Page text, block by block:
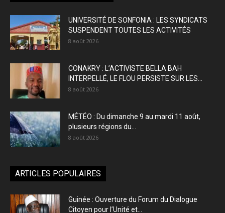
UNIVERSITÉ DE SONFONIA : LES SYNDICATS
SUSPENDENT TOUTES LES ACTIVITÉS
8 août 2026
CONAKRY : L’ACTIVISTE BELLA BAH
INTERPELLÉ, LE FLOU PERSISTE SUR LES...
8 août 2026
MÉTÉO : Du dimanche 9 au mardi 11 août,
plusieurs régions du...
8 août 2026
ARTICLES POPULAIRES
Guinée : Ouverture du Forum du Dialogue
Citoyen pour l’Unité et...